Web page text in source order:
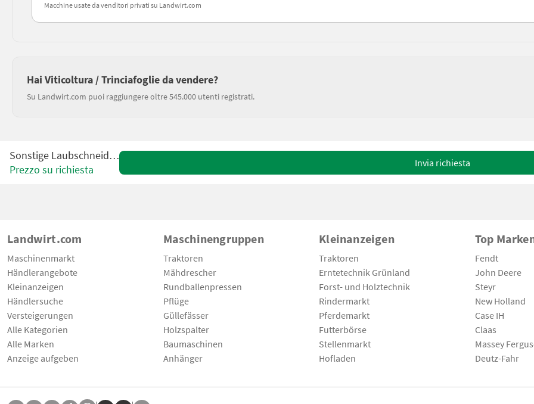
Macchine usate da venditori privati su Landwirt.com
Hai Viticoltura / Trinciafoglie da vendere?
Su Landwirt.com puoi raggiungere oltre 545.000 utenti registrati.
Sonstige Laubschneider VBC
Prezzo su richiesta
Invia richiesta
Landwirt.com
Maschinenmarkt
Händlerangebote
Kleinanzeigen
Händlersuche
Versteigerungen
Alle Kategorien
Alle Marken
Anzeige aufgeben
Maschinengruppen
Traktoren
Mähdrescher
Rundballenpressen
Pflüge
Güllefässer
Holzspalter
Baumaschinen
Anhänger
Kleinanzeigen
Traktoren
Erntetechnik Grünland
Forst- und Holztechnik
Rindermarkt
Pferdemarkt
Futterbörse
Stellenmarkt
Hofladen
Top
Fendt
John Deere
Steyr
New Holland
Case IH
Claas
Massey
Deutz-Fahr